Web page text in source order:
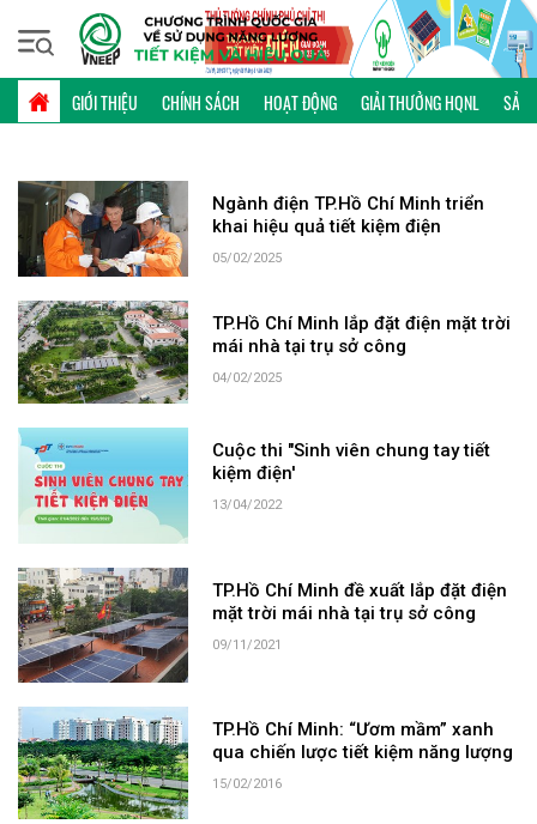
GIỚI THIỆU CHÍNH SÁCH HOẠT ĐỘNG GIẢI THƯỞNG HQNL SẢN
Thứ sáu, 07/08/2026 | 16:35 GMT+7
TỪ KHÓA: TP.HỒ CHÍ MINH
Ngành điện TP.Hồ Chí Minh triển
khai hiệu quả tiết kiệm điện
05/02/2025
TP.Hồ Chí Minh lắp đặt điện mặt trời
mái nhà tại trụ sở công
04/02/2025
Cuộc thi "Sinh viên chung tay tiết
kiệm điện'
13/04/2022
TP.Hồ Chí Minh đề xuất lắp đặt điện
mặt trời mái nhà tại trụ sở công
09/11/2021
TP.Hồ Chí Minh: “Ươm mầm” xanh
qua chiến lược tiết kiệm năng lượng
15/02/2016